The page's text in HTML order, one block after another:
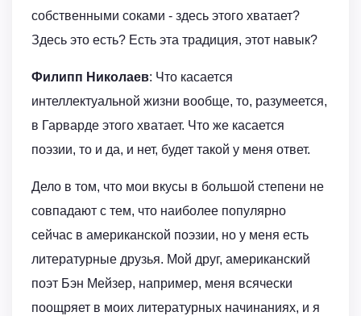
собственными соками - здесь этого хватает?
Здесь это есть? Есть эта традиция, этот навык?
Филипп Николаев: Что касается
интеллектуальной жизни вообще, то, разумеется,
в Гарварде этого хватает. Что же касается
поэзии, то и да, и нет, будет такой у меня ответ.
Дело в том, что мои вкусы в большой степени не
совпадают с тем, что наиболее популярно
сейчас в американской поэзии, но у меня есть
литературные друзья. Мой друг, американский
поэт Бэн Мейзер, например, меня всячески
поощряет в моих литературных начинаниях, и я